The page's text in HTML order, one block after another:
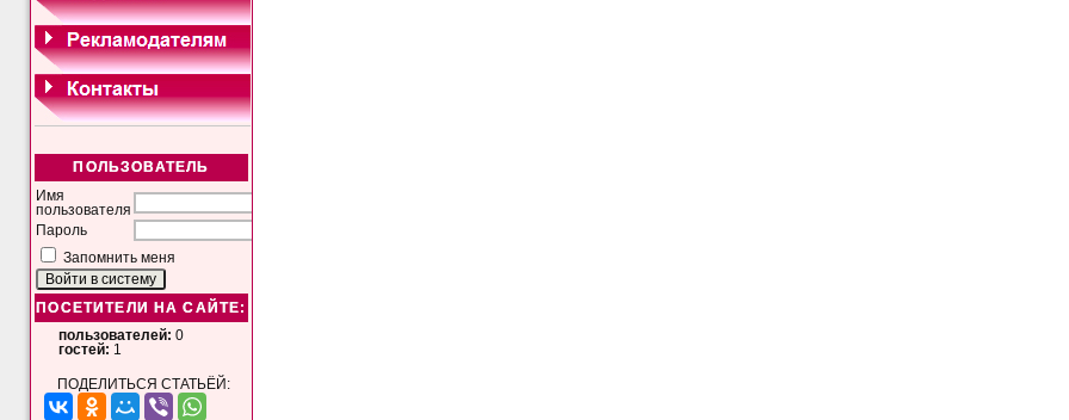
ПОЛЬЗОВАТЕЛЬ
Имя
пользователя
Пароль
Запомнить меня
ПОСЕТИТЕЛИ НА САЙТЕ:
пользователей: 0
гостей: 1
ПОДЕЛИТЬСЯ СТАТЬЁЙ: